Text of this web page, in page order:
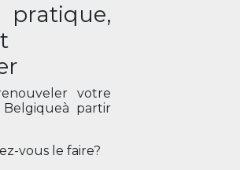
votre
Belgiqueà partir
vous le faire?